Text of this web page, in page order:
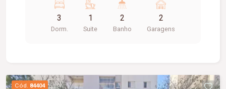
ambientes; Localização privilegiada, próxima a
hospital da região.
3
Dorm.
1
Suite
2
Banho
2
Garagens
Cód. 84404